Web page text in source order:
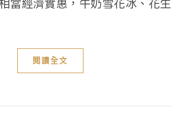
當經濟實惠，牛奶雪花冰、花生
閱讀全文